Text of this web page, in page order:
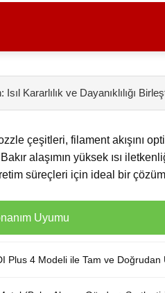
Kararlılık ve Dayanıklılığı
çeşitleri, filament akışını
alaşımın yüksek ısı
süreçleri için ideal bir
Uyumu
Plus 4 Modeli ile Tam ve Doğrudan